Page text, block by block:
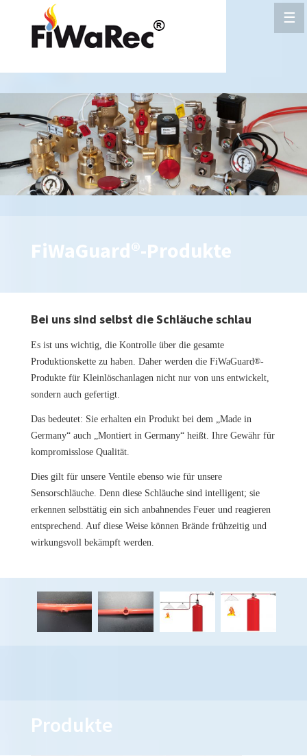
☰
FiWaGuard®-Produkte
Bei uns sind selbst die Schläuche schlau
Es ist uns wichtig, die Kontrolle über die gesamte
Produktionskette zu haben. Daher werden die FiWaGuard®-
Produkte für Kleinlöschanlagen nicht nur von uns entwickelt,
sondern auch gefertigt.
Das bedeutet: Sie erhalten ein Produkt bei dem „Made in
Germany“ auch „Montiert in Germany“ heißt. Ihre Gewähr für
kompromisslose Qualität.
Dies gilt für unsere Ventile ebenso wie für unsere
Sensorschläuche. Denn diese Schläuche sind intelligent; sie
erkennen selbsttätig ein sich anbahnendes Feuer und reagieren
entsprechend. Auf diese Weise können Brände frühzeitig und
wirkungsvoll bekämpft werden.
Produkte